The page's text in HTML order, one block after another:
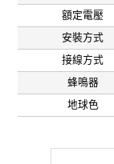
額定電壓
安裝方式
接線方式
蜂鳴器
地球色